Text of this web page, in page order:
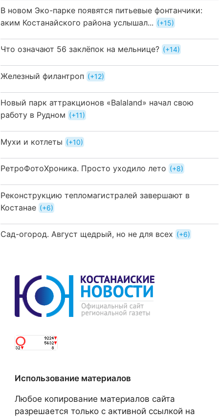
В новом Эко-парке появятся питьевые фонтанчики:
аким Костанайского района услышал...
+15
Что означают 56 заклёпок на мельнице? +14
Железный филантроп +12
Новый парк аттракционов «Balaland» начал свою
работу в Рудном
+11
Мухи и котлеты +10
РетроФотоХроника. Просто уходило лето +8
Реконструкцию тепломагистралей завершают в
Костанае
+6
Сад-огород. Август щедрый, но не для всех +6
Использование материалов
Любое копирование материалов сайта
разрешается только с активной ссылкой на